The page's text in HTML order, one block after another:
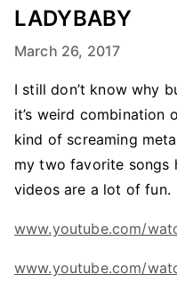
LADYBABY
March 26, 2017
I still don’t know why
it’s weird combination
kind of screaming
my two favorite songs
videos are a lot of fun.
www.youtube.com/
www.youtube.com/